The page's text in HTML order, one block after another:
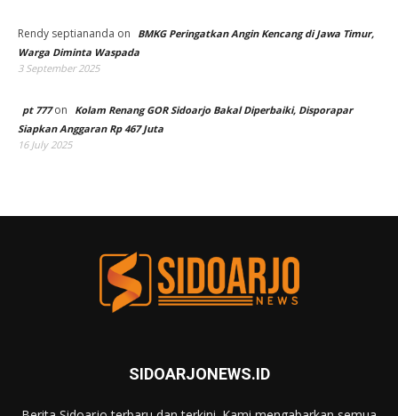
Rendy septiananda on
BMKG Peringatkan Angin Kencang di Jawa Timur,
Warga Diminta Waspada
3 September 2025
pt 777on
Kolam Renang GOR Sidoarjo Bakal Diperbaiki, Disporapar
Siapkan Anggaran Rp 467 Juta
16 July 2025
SIDOARJONEWS.ID